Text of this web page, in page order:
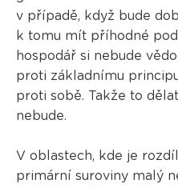
v případě, když bude
k tomu mít příhodné
hospodář si nebude
proti základnímu
proti sobě. Takže to
nebude.
V oblastech, kde je
primární suroviny malý